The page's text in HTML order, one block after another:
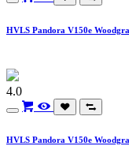
HVLS Pandora V150e
4.0
HVLS Pandora V150e